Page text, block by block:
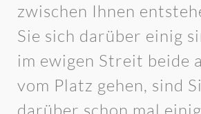
zwischen Ihnen
Sie sich darüber einig
im ewigen Streit beide
vom Platz gehen, sind